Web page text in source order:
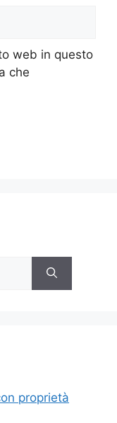
web in questo
che
proprietà